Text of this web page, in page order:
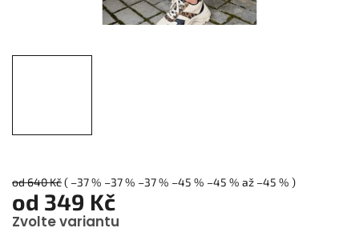
od 640 Kč ( –37 % –37 % –37 % –45 % –45 % až –45 % )
od 349 Kč
Zvolte variantu